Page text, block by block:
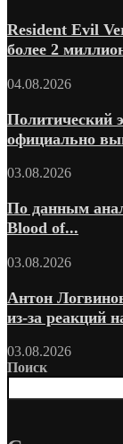
Resident Evil
более 2
04.08.2026
Политический
официально
03.08.2026
По данным
Blood of...
03.08.2026
Антон
из-за реакций
03.08.2026
Поиск